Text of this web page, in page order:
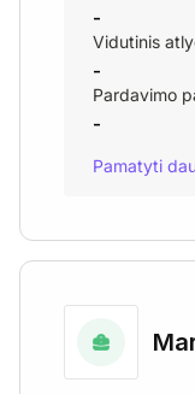
-
Vidutinis
-
Pardavimo
-
Pamatyti